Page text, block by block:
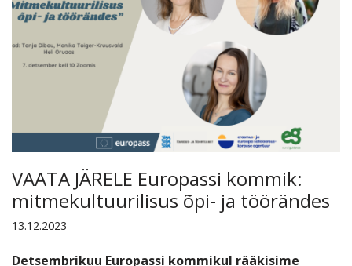
VAATA JÄRELE Europassi kommik:
mitmekultuurilisus õpi- ja töörändes
13.12.2023
Detsembrikuu Europassi kommikul rääkisime